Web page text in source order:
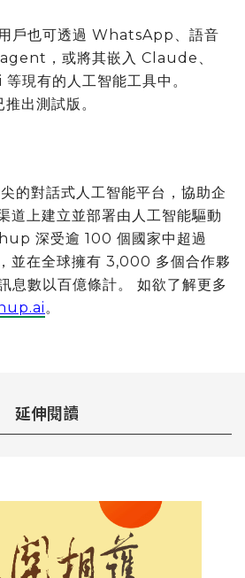
戶也可透過 WhatsApp、語音
，或將其嵌入 Claude、
現有的人工智能工具中。
出測試版。
的對話式人工智能平台，協助企
道上建立並部署由人工智能驅動
深受逾 100 個國家中超過
並在全球擁有 3,000 多個合作夥
息數以百億條計。 如欲了解更多
。
延伸閱讀